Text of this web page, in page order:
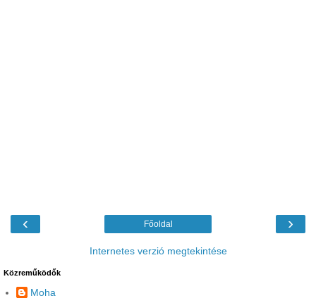
‹ ›
Főoldal
Internetes verzió megtekintése
Közreműködők
Moha